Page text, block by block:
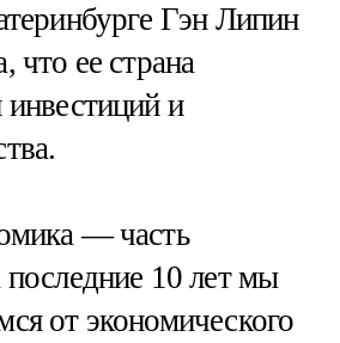
Гэн Липин
что ее страна
инвестиций и
— часть
10 лет мы
от экономического